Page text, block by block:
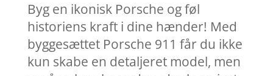
Byg en ikonisk Porsche og føl
historiens kraft i dine hænder! Med
byggesættet Porsche 911 får du ikke
kun skabe en detaljeret model, men